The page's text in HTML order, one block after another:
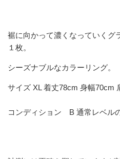
裾に向かって濃くなっていくグ
１枚。
シーズナブルなカラーリング。
サイズ XL 着丈78cm 身幅70cm
コンディション B 通常レベル